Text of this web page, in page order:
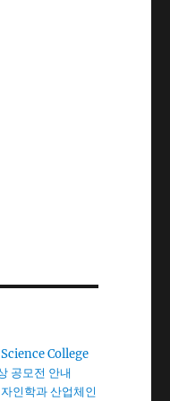
College
공모전 안내
인학과 산업체인